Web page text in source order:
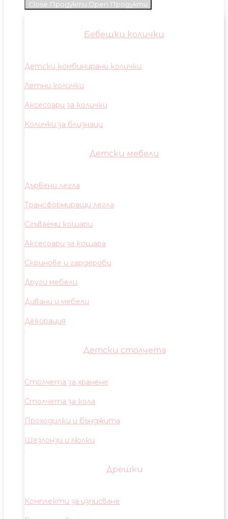
Close Продукти Open Продукти
Бебешки колички
Детски комбинирани колички
Летни колички
Аксесоари за колички
Колички за близнаци
Детски мебели
Дървени легла
Трансформиращи легла
Сгъваеми кошари
Аксесоари за кошара
Скринове и гардероби
Други мебели
Дивани и мебели
Декорация
Детски столчета
Столчета за хранене
Столчета за кола
Проходилки и бънджита
Шезлонзи и люлки
Дрешки
Комплекти за изписване